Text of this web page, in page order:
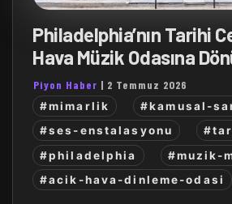
Philadelphia’nın Tarihi
Hava Müzik Odasına
Piyon Haber | 2 Temmuz 2026
#mimarlik
#kamusal-
#ses-enstalasyonu
#philadelphia
#muzik-
#acik-hava-dinleme-odasi